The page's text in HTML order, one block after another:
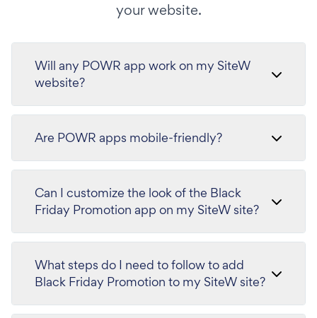
your website.
Will any POWR app work on my SiteW
website?
Are POWR apps mobile-friendly?
Can I customize the look of the Black
Friday Promotion app on my SiteW site?
What steps do I need to follow to add
Black Friday Promotion to my SiteW site?